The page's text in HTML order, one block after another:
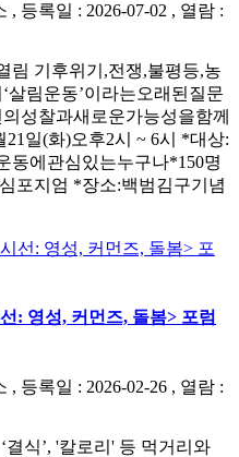
등록일 : 2026-07-02 , 열람 :
림 기후위기,전쟁,불평등,농
살림운동’이라는오래된질문
성찰과새로운가능성을함께
일(화)오후2시 ~ 6시 *대상:
동에관심있는누구나*150명
포지엄 *장소:백범김구기념
: 영성, 커먼즈, 돌봄> 포럼
등록일 : 2026-02-26 , 열람 :
‘결식’, '칼로리' 등 먹거리와